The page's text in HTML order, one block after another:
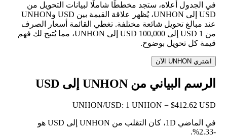
في الجدول أعلاه، ستجد مخططًا شاملًا لبيانات التحويل من
USD إلى UNHON، يُظهر علاقة القيمة بين USD وUNHON
عند مبالغ تحويل شائعة مختلفة. تغطي القائمة أسعار الصرف
من 1 USD إلى 100,000 USD إلى UNHON، مما يُتيح لك فهم
قيمة كل تحويل بوضوح.
اشتري UNHON الآن
الرسم البياني من UNHON إلى USD
UNHON/USD: 1 UNHON = $412.62 USD
في الماضي 1D، كان التقلب من UNHON إلى USD هو
-2.33%
.